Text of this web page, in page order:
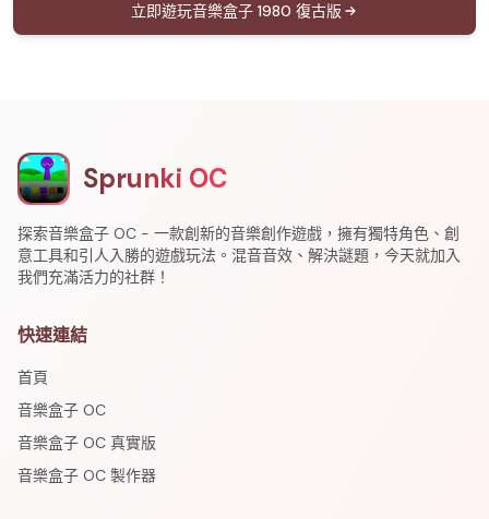
立即遊玩音樂盒子 1980 復古版
Sprunki OC
探索音樂盒子 OC - 一款創新的音樂創作遊戲，擁有獨特角色、創
意工具和引人入勝的遊戲玩法。混音音效、解決謎題，今天就加入
我們充滿活力的社群！
快速連結
首頁
音樂盒子 OC
音樂盒子 OC 真實版
音樂盒子 OC 製作器